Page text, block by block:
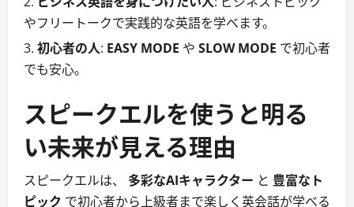
やフリートークで実践的な英語を学べます。
初心者の人: EASY MODE や SLOW MODE で初心者
でも安心。
スピークエルを使うと明る
い未来が見える理由
スピークエルは、 多彩なAIキャラクター と 豊富なト
ピック で初心者から上級者まで楽しく英会話が学べる